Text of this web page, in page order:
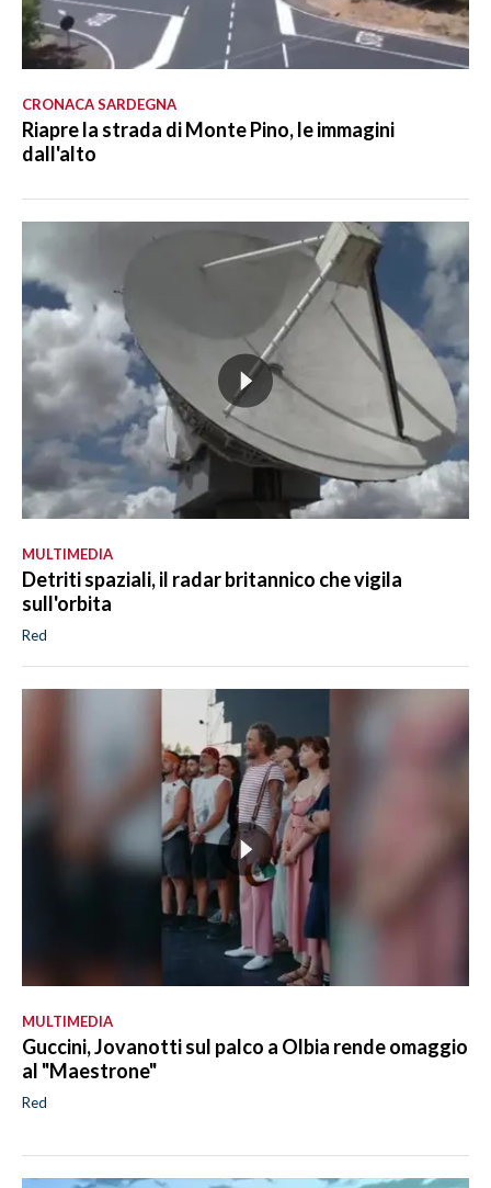
CRONACA SARDEGNA
Riapre la strada di Monte Pino, le immagini
dall'alto
MULTIMEDIA
Detriti spaziali, il radar britannico che vigila
sull'orbita
Red
MULTIMEDIA
Guccini, Jovanotti sul palco a Olbia rende omaggio
al "Maestrone"
Red